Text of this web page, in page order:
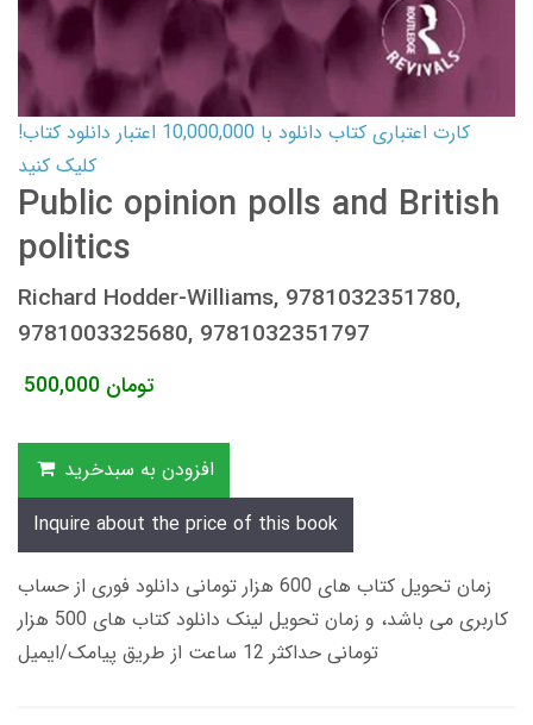
کارت اعتباری کتاب دانلود با 10,000,000 اعتبار دانلود کتاب!
کلیک کنید
Public opinion polls and British
politics
Richard Hodder-Williams, 9781032351780,
9781003325680, 9781032351797
500,000 تومان
افزودن به سبدخرید
Inquire about the price of this book
زمان تحویل کتاب های 600 هزار تومانی دانلود فوری از حساب
کاربری می باشد، و زمان تحویل لینک دانلود کتاب های 500 هزار
تومانی حداکثر 12 ساعت از طریق پیامک/ایمیل